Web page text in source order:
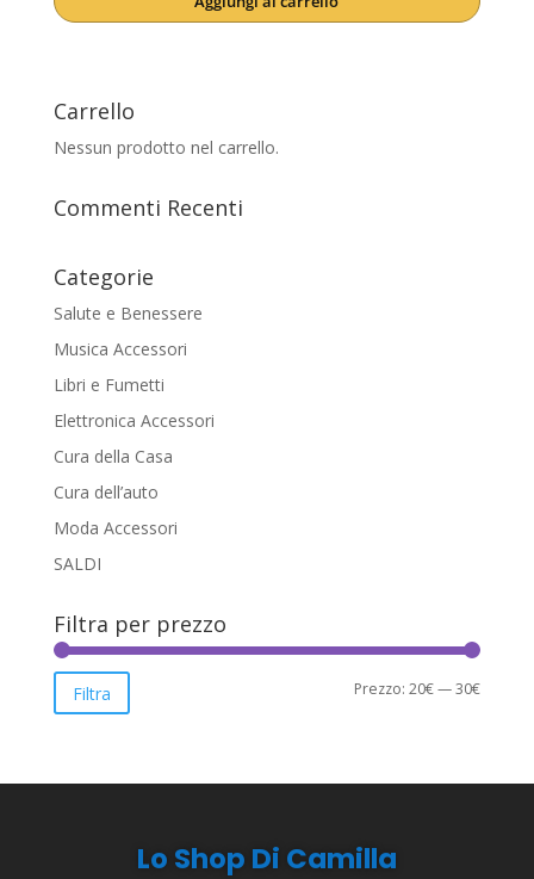
attuale
Carrello
Nessun prodotto nel carrello.
Commenti Recenti
Categorie
Salute e Benessere
Musica Accessori
Libri e Fumetti
Elettronica Accessori
Cura della Casa
Cura dell’auto
Moda Accessori
SALDI
Filtra per prezzo
Prezzo
Prezzo
Filtra Prezzo:20€—30€
Lo Shop Di Camilla